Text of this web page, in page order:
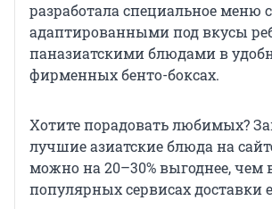
разработала специальное меню с
адаптированными под вкусы
паназиатскими блюдами в
фирменных бенто-боксах.
Хотите порадовать любимых?
лучшие азиатские блюда на
можно на 20–30% выгоднее, чем
популярных сервисах доставки